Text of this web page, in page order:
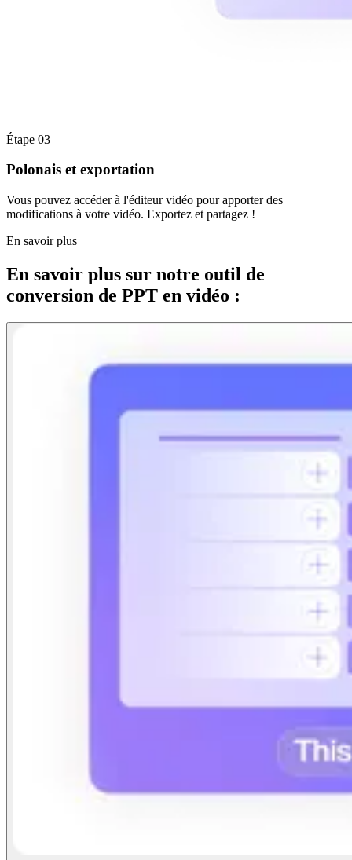
Étape 03
Polonais et exportation
Vous pouvez accéder à l'éditeur vidéo pour apporter des
modifications à votre vidéo. Exportez et partagez !
En savoir plus
En savoir plus sur notre outil de
conversion de PPT en vidéo :